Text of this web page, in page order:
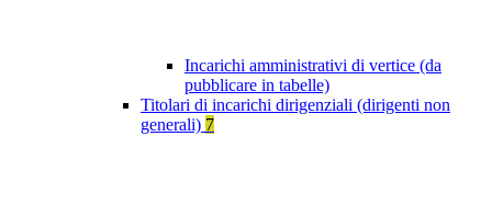
Incarichi amministrativi di vertice (da
pubblicare in tabelle)
Titolari di incarichi dirigenziali (dirigenti non
generali) 7